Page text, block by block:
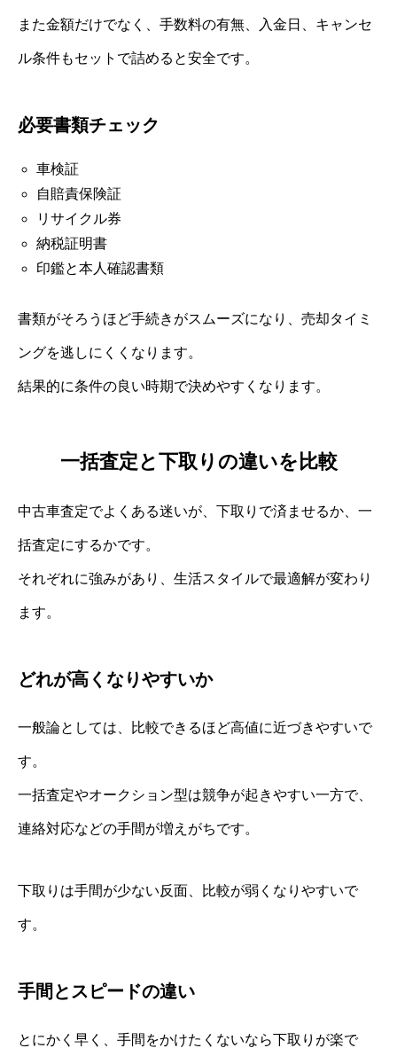
また金額だけでなく、手数料の有無、入金日、キャンセ
ル条件もセットで詰めると安全です。
必要書類チェック
車検証
自賠責保険証
リサイクル券
納税証明書
印鑑と本人確認書類
書類がそろうほど手続きがスムーズになり、売却タイミ
ングを逃しにくくなります。
結果的に条件の良い時期で決めやすくなります。
一括査定と下取りの違いを比較
中古車査定でよくある迷いが、下取りで済ませるか、一
括査定にするかです。
それぞれに強みがあり、生活スタイルで最適解が変わり
ます。
どれが高くなりやすいか
一般論としては、比較できるほど高値に近づきやすいで
す。
一括査定やオークション型は競争が起きやすい一方で、
連絡対応などの手間が増えがちです。
下取りは手間が少ない反面、比較が弱くなりやすいで
す。
手間とスピードの違い
とにかく早く、手間をかけたくないなら下取りが楽で